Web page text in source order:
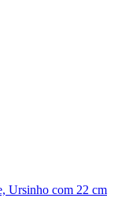
Ursinho com 22 cm